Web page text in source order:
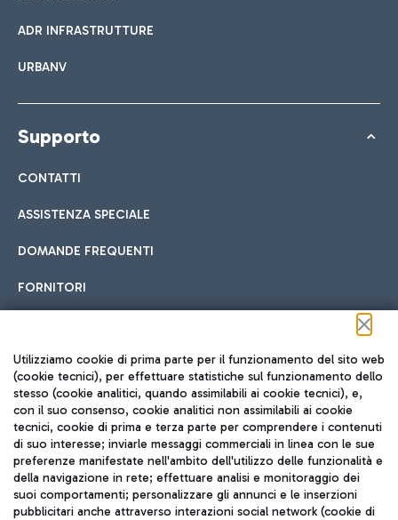
ADR INFRASTRUTTURE
URBANV
Supporto
CONTATTI
ASSISTENZA SPECIALE
DOMANDE FREQUENTI
FORNITORI
Seguici sui social
TRAVEL JOURNAL
ITA
Utilizziamo cookie di prima parte per il funzionamento del sito web
(cookie tecnici), per effettuare statistiche sul funzionamento dello
stesso (cookie analitici, quando assimilabili ai cookie tecnici), e,
con il suo consenso, cookie analitici non assimilabili ai cookie
tecnici, cookie di prima e terza parte per comprendere i contenuti
di suo interesse; inviarle messaggi commerciali in linea con le sue
preferenze manifestate nell'ambito dell'utilizzo delle funzionalità e
della navigazione in rete; effettuare analisi e monitoraggio dei
suoi comportamenti; personalizzare gli annunci e le inserzioni
pubblicitari anche attraverso interazioni social network (cookie di